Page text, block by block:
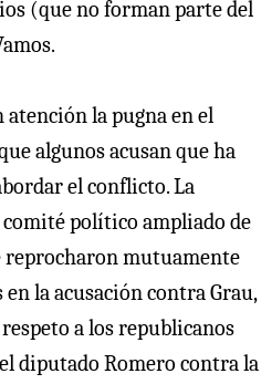
(que no forman parte del
la pugna en el
algunos acusan que ha
el conflicto. La
comité político ampliado de
reprocharon mutuamente
la acusación contra Grau,
a los republicanos
diputado Romero contra la